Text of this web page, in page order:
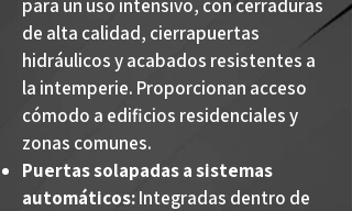
para un uso intensivo, con cerraduras
de alta calidad, cierrapuertas
hidráulicos y acabados resistentes a
la intemperie. Proporcionan acceso
cómodo a edificios residenciales y
zonas comunes.
Puertas solapadas a sistemas
automáticos:Integradas dentro de